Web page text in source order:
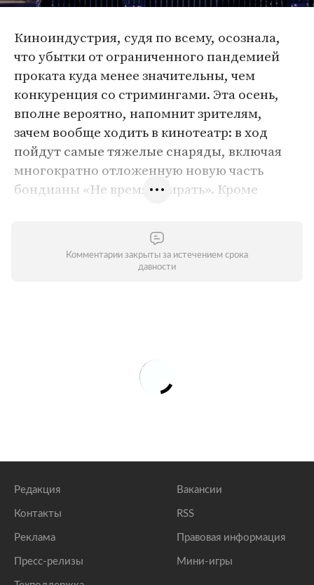
Киноиндустрия, судя по всему, осознала,
что убытки от ограниченного пандемией
проката куда менее значительны, чем
конкуренция со стримингами. Эта осень,
вполне вероятно, напомнит зрителям,
зачем вообще ходить в кинотеатр: в ход
пойдут самые тяжелые снаряды, включая
многократно отложенную новую часть
бондианы «Не время умирать». Кроме
, психоделический трагифарс
Кирилла Серебренникова
Комментарии закрыты за истечением срока
давности
Редакция
Контакты
Реклама
Пресс-релизы
Вакансии
RSS
Правовая информация
Мини-игры